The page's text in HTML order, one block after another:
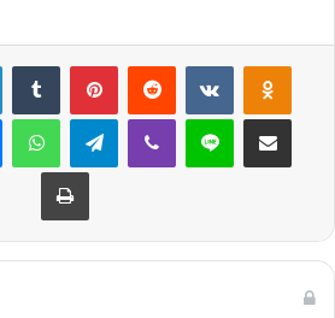
LinkedInTumblr PinterestReddit VKontakte
MessengerWhatsAppTelegramViber Line E-Posta ile
Yazdır